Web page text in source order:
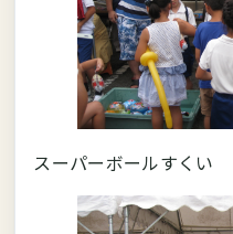
スーパーボールすくい